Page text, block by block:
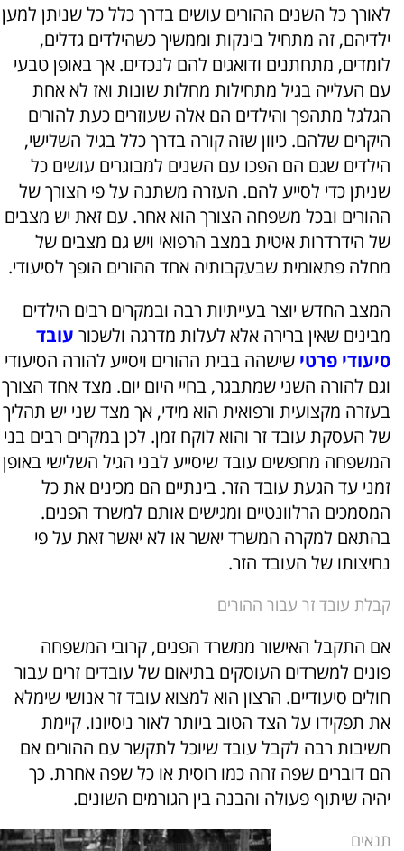
לאורך כל השנים ההורים עושים בדרך כלל כל שניתן למען
ילדיהם, זה מתחיל בינקות וממשיך כשהילדים גדלים,
לומדים, מתחתנים ודואגים להם לנכדים. אך באופן טבעי
עם העלייה בגיל מתחילות מחלות שונות ואז לא אחת
הגלגל מתהפך והילדים הם אלה שעוזרים כעת להורים
היקרים שלהם. כיוון שזה קורה בדרך כלל בגיל השלישי,
הילדים שגם הם הפכו עם השנים למבוגרים עושים כל
שניתן כדי לסייע להם. העזרה משתנה על פי הצורך של
ההורים ובכל משפחה הצורך הוא אחר. עם זאת יש מצבים
של הידרדרות איטית במצב הרפואי ויש גם מצבים של
מחלה פתאומית שבעקבותיה אחד ההורים הופך לסיעודי.
המצב החדש יוצר בעייתיות רבה ובמקרים רבים הילדים
מבינים שאין ברירה אלא לעלות מדרגה ולשכור עובד
סיעודי פרטי שישהה בבית ההורים ויסייע להורה הסיעודי
וגם להורה השני שמתבגר, בחיי היום יום. מצד אחד הצורך
בעזרה מקצועית ורפואית הוא מידי, אך מצד שני יש תהליך
של העסקת עובד זר והוא לוקח זמן. לכן במקרים רבים בני
המשפחה מחפשים עובד שיסייע לבני הגיל השלישי באופן
זמני עד הגעת עובד הזר. בינתיים הם מכינים את כל
המסמכים הרלוונטיים ומגישים אותם למשרד הפנים.
בהתאם למקרה המשרד יאשר או לא יאשר זאת על פי
נחיצותו של העובד הזר.
קבלת עובד זר עבור ההורים
אם התקבל האישור ממשרד הפנים, קרובי המשפחה
פונים למשרדים העוסקים בתיאום של עובדים זרים עבור
חולים סיעודיים. הרצון הוא למצוא עובד זר אנושי שימלא
את תפקידו על הצד הטוב ביותר לאור ניסיונו. קיימת
חשיבות רבה לקבל עובד שיוכל לתקשר עם ההורים אם
הם דוברים שפה זהה כמו רוסית או כל שפה אחרת. כך
יהיה שיתוף פעולה והבנה בין הגורמים השונים.
תנאים